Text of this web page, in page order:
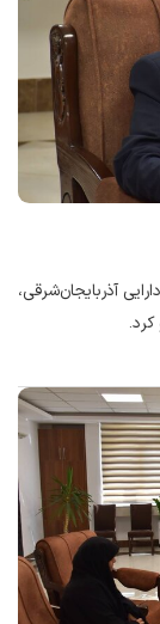
آذربایجان‌شرقی،